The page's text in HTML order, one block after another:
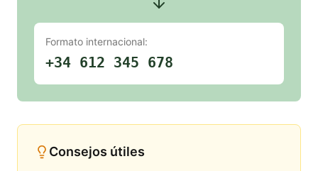
Formato internacional:
+34 612 345 678
Consejos útiles